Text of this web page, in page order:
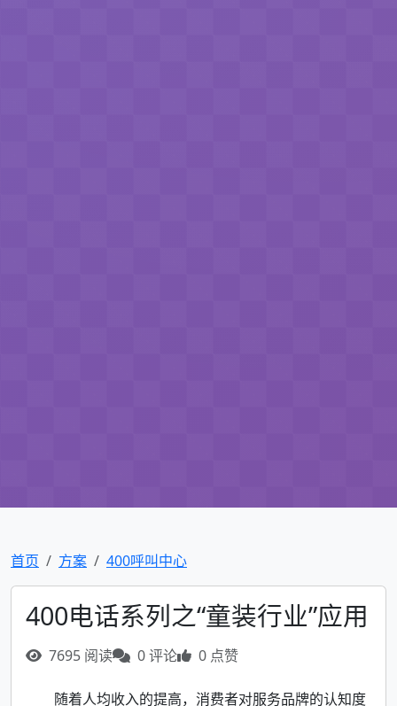
首页 方案 400呼叫中心
400电话系列之“童装行业”应用
7695 阅读 0 评论 0 点赞
随着人均收入的提高，消费者对服务品牌的认知度